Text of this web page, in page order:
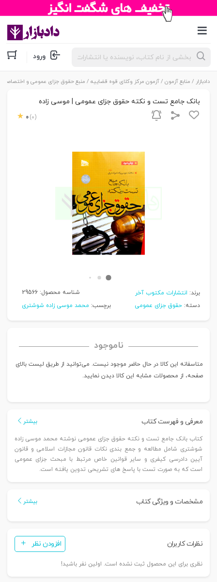
جستجوی
محصولات ورود
دادبازار / منابع آزمون /آزمون مرکز وکلای قوه قضاییه / منبع حقوق جزای عمومی و اختصاصی
بانک جامع تست و نکته حقوق جزای عمومی | موسی زاده
0 (0)
برند: انتشارات مکتوب آخر شناسه محصول: 29566
دسته: حقوق جزای عمومی برچسب: محمد موسی زاده شوشتری
ناموجود
متاسفانه این کالا در حال حاضر موجود نیست. می‌توانید از طریق لیست بالای
صفحه، از محصولات مشابه این کالا دیدن نمایید.
معرفی و فهرست کتاب بیشتر
کتاب بانک جامع تست و نکته حقوق جزای عمومی نوشته محمد موسی زاده
شوشتری شامل مطالعه و جمع بندی نکات قانون مجازات اسلامی و قانون
آیین دادرسی کیفری و سایر قوانین خاص مرتبط با مبحث جزای عمومی
است که به صورت تست با پاسخ های تشریحی تدوین یافته است.
مشخصات و ویژگی کتاب بیشتر
نظرات کاربران افزودن نظر
نظری برای این محصول ثبت نشده است. اولین نفر باشید!